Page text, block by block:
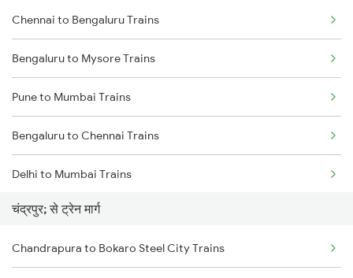
Chennai to Bengaluru Trains
Bengaluru to Mysore Trains
Pune to Mumbai Trains
Bengaluru to Chennai Trains
Delhi to Mumbai Trains
Mumbai to Pune Trains
Delhi to Jammu Trains
चंद्रपुर; से ट्रेन मार्ग
Chandrapura to Bokaro Steel City Trains